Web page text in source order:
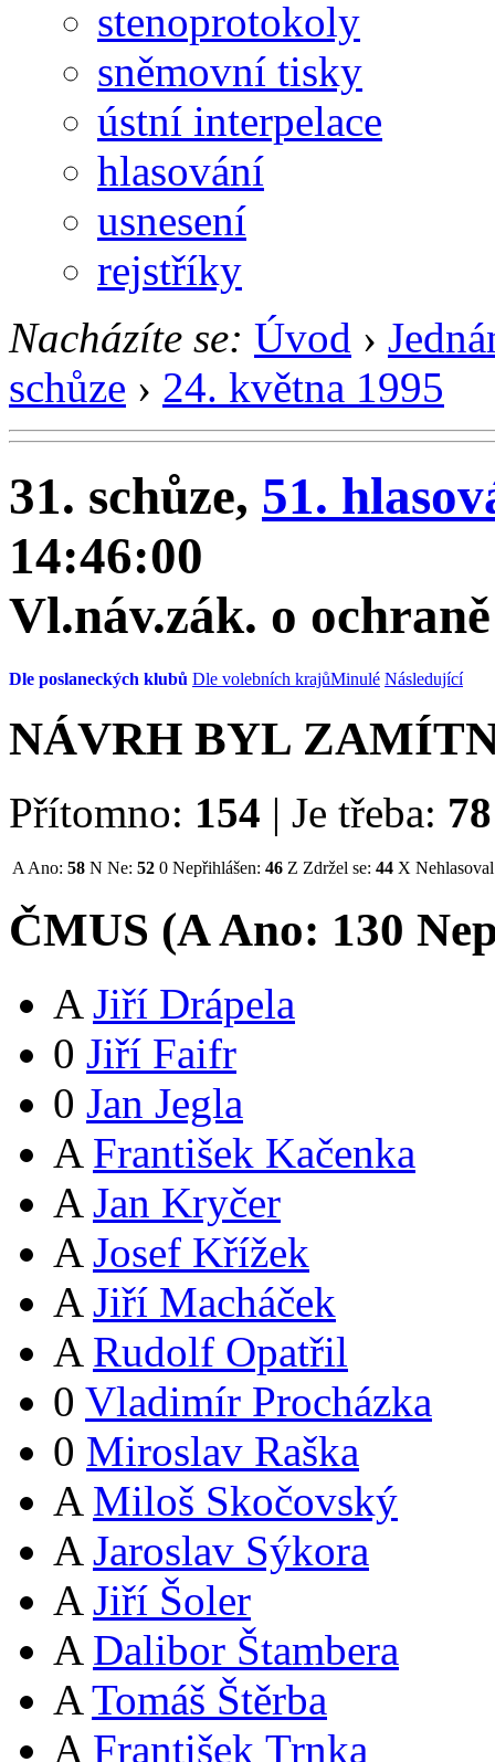
stenoprotokoly
sněmovní tisky
ústní interpelace
hlasování
usnesení
rejstříky
Nacházíte se: Úvod ›
schůze › 24. května 1995
31. schůze, 51.
14:46:00
Vl.náv.zák. o
Dle poslaneckých klubů Dle volebních krajůMinulé Následující
NÁVRH BYL
Přítomno: 154 | Je třeba: 78
A Ano: 58 N Ne: 52 0 Nepřihlášen: 46 Z Zdržel se: 44 X Nehlasoval
ČMUS (AAno: 130
A Jiří Drápela
0 Jiří Faifr
0 Jan Jegla
A František Kačenka
A Jan Kryčer
A Josef Křížek
A Jiří Macháček
A Rudolf Opatřil
0 Vladimír Procházka
0 Miroslav Raška
A Miloš Skočovský
A Jaroslav Sýkora
A Jiří Šoler
A Dalibor Štambera
A Tomáš Štěrba
A František Trnka